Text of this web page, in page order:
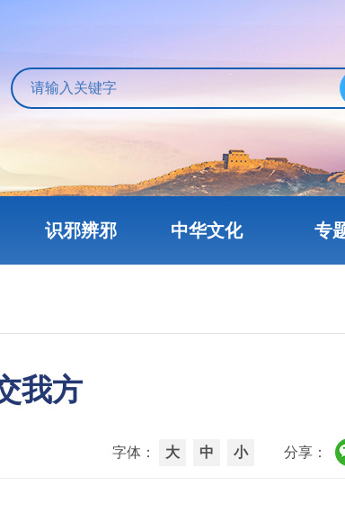
识邪辨邪 中华文化 专
我方
字体： 大 中 小 分享：